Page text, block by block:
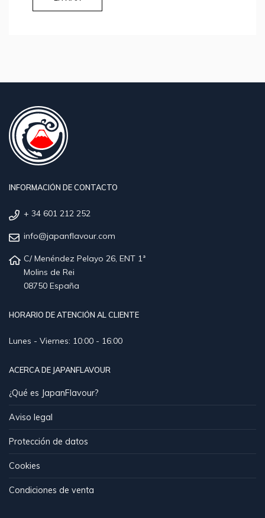
INFORMACIÓN DE CONTACTO
+ 34 601 212 252
info@japanflavour.com
C/ Menéndez Pelayo 26, ENT 1ª
Molins de Rei
08750 España
HORARIO DE ATENCIÓN AL CLIENTE
Lunes - Viernes: 10:00 - 16:00
ACERCA DE JAPANFLAVOUR
¿Qué es JapanFlavour?
Aviso legal
Protección de datos
Cookies
Condiciones de venta